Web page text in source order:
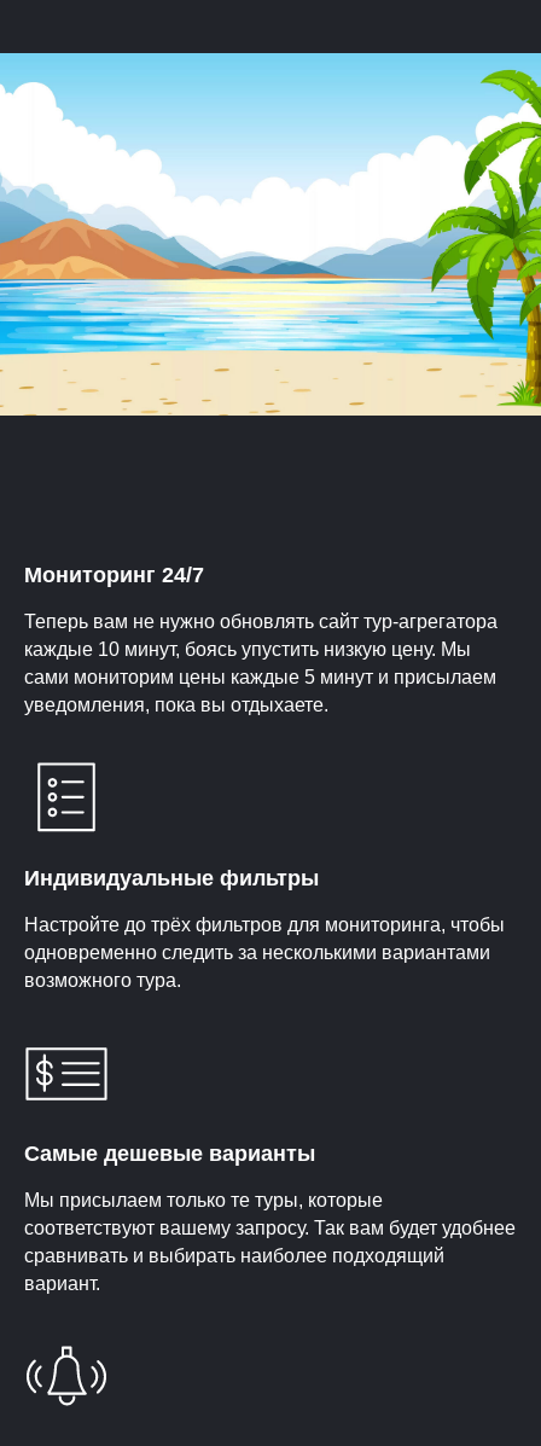
Мониторинг 24/7
Теперь вам не нужно обновлять сайт тур-агрегатора
каждые 10 минут, боясь упустить низкую цену. Мы
сами мониторим цены каждые 5 минут и присылаем
уведомления, пока вы отдыхаете.
Индивидуальные фильтры
Настройте до трёх фильтров для мониторинга, чтобы
одновременно следить за несколькими вариантами
возможного тура.
Самые дешевые варианты
Мы присылаем только те туры, которые
соответствуют вашему запросу. Так вам будет удобнее
сравнивать и выбирать наиболее подходящий
вариант.